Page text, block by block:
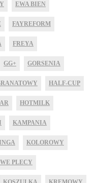
EWA BIEN
FAYREFORM
FREYA
GG+ GORSENIA
HALF-CUP
HOTMILK
KAMPANIA
KOLOROWY
PLECY